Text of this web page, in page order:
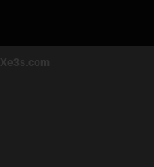
Xe3s.com